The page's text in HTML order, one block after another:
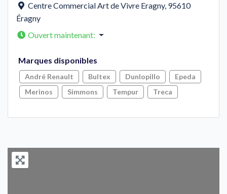
Centre Commercial Art de Vivre Eragny, 95610
Éragny
Ouvert maintenant:
Marques disponibles
André Renault Bultex Dunlopillo
Epeda
Merinos
Simmons Tempur Treca